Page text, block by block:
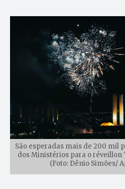
São esperadas mais de 200 mil
dos Ministérios para o réveillon
(Foto: Dênio Simões/